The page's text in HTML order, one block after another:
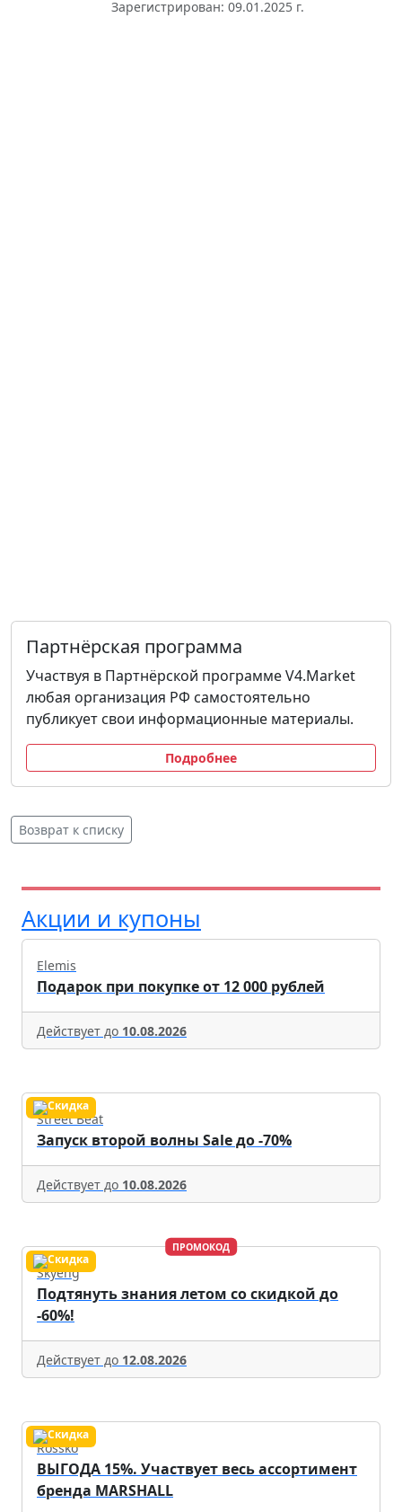
Зарегистрирован: 09.01.2025 г.
Партнёрская программа
Участвуя в Партнёрской программе V4.Market
любая организация РФ самостоятельно
публикует свои информационные материалы.
Подробнее
Возврат к списку
Акции и купоны
Elemis
Подарок при покупке от 12 000 рублей
Действует до 10.08.2026
Street Beat
Запуск второй волны Sale до -70%
Действует до 10.08.2026
ПРОМОКОД
Skyeng
Подтянуть знания летом со скидкой до
-60%!
Действует до 12.08.2026
Rossko
ВЫГОДА 15%. Участвует весь ассортимент
бренда MARSHALL